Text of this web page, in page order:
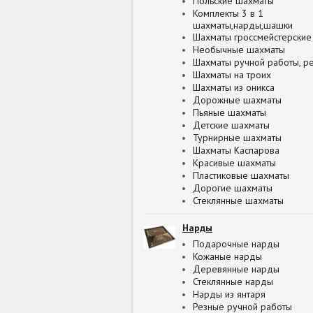
Комплекты 3 в 1
шахматы,нарды,шашки
Шахматы гроссмейстерские
Необычные шахматы
Шахматы ручной работы,
Шахматы на троих
Шахматы из оникса
Дорожные шахматы
Пьяные шахматы
Детские шахматы
Турнирные шахматы
Шахматы Каспарова
Красивые шахматы
Пластиковые шахматы
Дорогие шахматы
Стеклянные шахматы
Нарды
Подарочные нарды
Кожаные нарды
Деревянные нарды
Стеклянные нарды
Нарды из янтаря
Резные ручной работы